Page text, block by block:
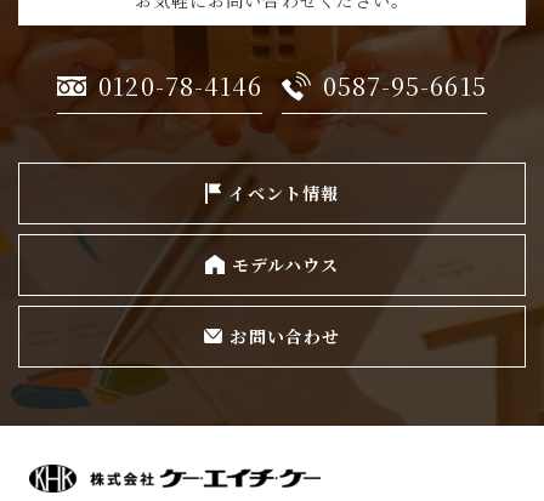
0120-78-4146 0587-95-6615
イベント情報
モデルハウス
お問い合わせ